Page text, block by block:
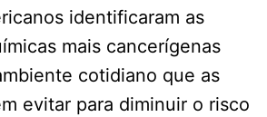
identificaram as
mais cancerígenas
cotidiano que as
evitar para diminuir o risco